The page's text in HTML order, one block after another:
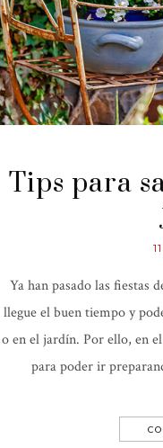
Tips para
Ya han pasado las fiestas
llegue el buen tiempo y
o en el jardín. Por ello, en
para poder ir